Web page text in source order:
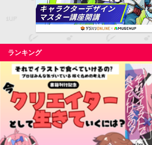
ランキング